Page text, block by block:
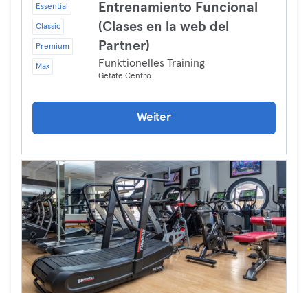
Essential
Classic
Premium
Max
Entrenamiento Funcional
(Clases en la web del
Partner)
Funktionelles Training
Getafe Centro
Weiter